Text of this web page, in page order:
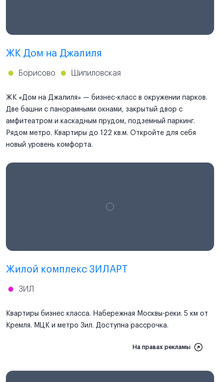
ЖК Дом на Джалиля
Борисово Шипиловская
ЖК «Дом на Джалиля» — бизнес-класс в окружении парков.
Две башни с панорамными окнами, закрытый двор с
амфитеатром и каскадным прудом, подземный паркинг.
Рядом метро. Квартиры до 122 кв.м. Откройте для себя
новый уровень комфорта.
Жилой комплекс ЗИЛАРТ
ЗИЛ
Квартиры бизнес класса. Набережная Москвы-реки. 5 км от
Кремля. МЦК и метро Зил. Доступна рассрочка.
На правах рекламы